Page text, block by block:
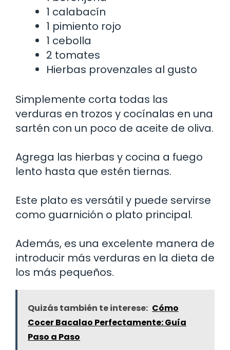
1 calabacín
1 pimiento rojo
1 cebolla
2 tomates
Hierbas provenzales al gusto
Simplemente corta todas las
verduras en trozos y cocínalas en una
sartén con un poco de aceite de oliva.
Agrega las hierbas y cocina a fuego
lento hasta que estén tiernas.
Este plato es versátil y puede servirse
como guarnición o plato principal.
Además, es una excelente manera de
introducir más verduras en la dieta de
los más pequeños.
Quizás también te interese: Cómo
Cocer Bacalao Perfectamente: Guía
Paso a Paso